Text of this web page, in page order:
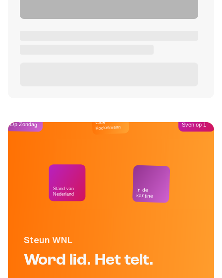
Steun WNL
Word lid. Het telt.
Op Zondag
Stand van
Nederland
Café
Kockelmann
In de
kantine
Sven op 1